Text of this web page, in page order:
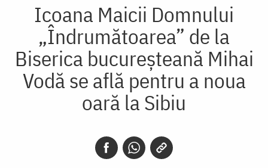
Icoana Maicii Domnului
„Îndrumătoarea” de la
Biserica bucureșteană Mihai
Vodă se află pentru a noua
oară la Sibiu